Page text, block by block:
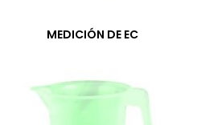
MEDICIÓN DE EC